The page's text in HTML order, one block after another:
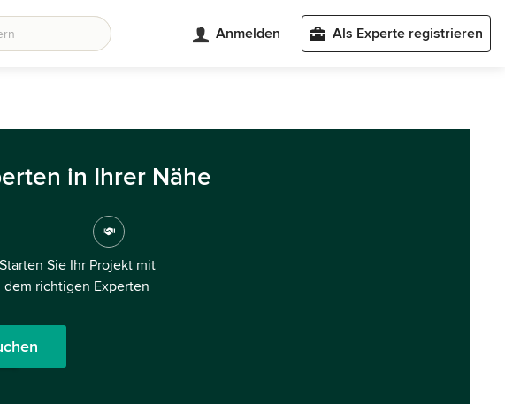
Anmelden Als Experte registrieren
in Ihrer Nähe
Starten Sie Ihr Projekt mit
dem richtigen Experten